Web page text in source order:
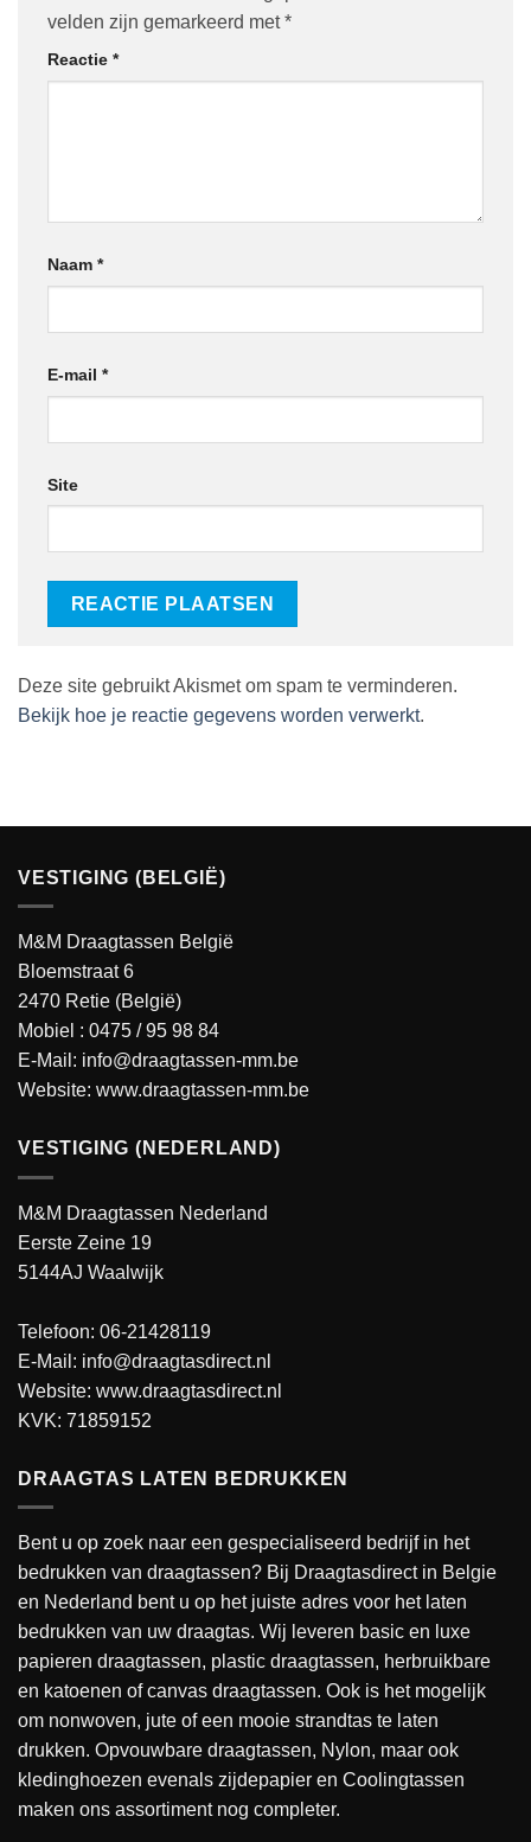
velden zijn gemarkeerd met*
Reactie *
Naam *
E-mail *
Site
Deze site gebruikt Akismet om spam te verminderen.
Bekijk hoe je reactie gegevens worden verwerkt.
VESTIGING (BELGIË)
M&M Draagtassen België
Bloemstraat 6
2470 Retie (België)
Mobiel : 0475 / 95 98 84
E-Mail: info@draagtassen-mm.be
Website: www.draagtassen-mm.be
VESTIGING (NEDERLAND)
M&M Draagtassen Nederland
Eerste Zeine 19
5144AJ Waalwijk
Telefoon: 06-21428119
E-Mail: info@draagtasdirect.nl
Website: www.draagtasdirect.nl
KVK: 71859152
DRAAGTAS LATEN BEDRUKKEN
Bent u op zoek naar een gespecialiseerd bedrijf in het
bedrukken van draagtassen? Bij Draagtasdirect in Belgie
en Nederland bent u op het juiste adres voor het laten
bedrukken van uw draagtas. Wij leveren basic en luxe
papieren draagtassen, plastic draagtassen, herbruikbare
en katoenen of canvas draagtassen. Ook is het mogelijk
om nonwoven, jute of een mooie strandtas te laten
drukken. Opvouwbare draagtassen, Nylon, maar ook
kledinghoezen evenals zijdepapier en Coolingtassen
maken ons assortiment nog completer.